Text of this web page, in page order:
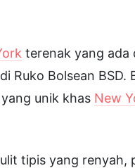
terenak yang ada
Ruko Bolsean
unik khas New
tipis yang